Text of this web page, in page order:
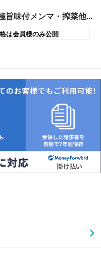
旨味付メンマ・搾菜他...
は会員様のみ公開